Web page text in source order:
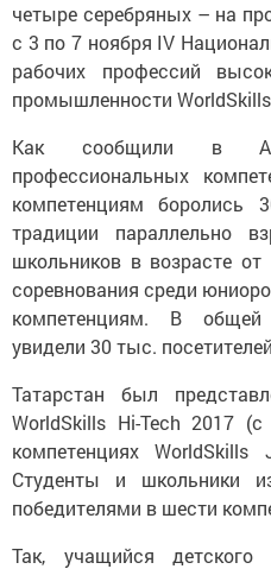
четыре серебряных – на
с 3 по 7 ноября IV
рабочих профессий
промышленности WorldSkills
Как сообщили в
профессиональных
компетенциям боролись
традиции параллельно
школьников в возрасте
соревнования среди
компетенциям. В общей
увидели 30 тыс.
Татарстан был
WorldSkills Hi-Tech 2017
компетенциях
Студенты и школьники
победителями в шести
Так, учащийся детского